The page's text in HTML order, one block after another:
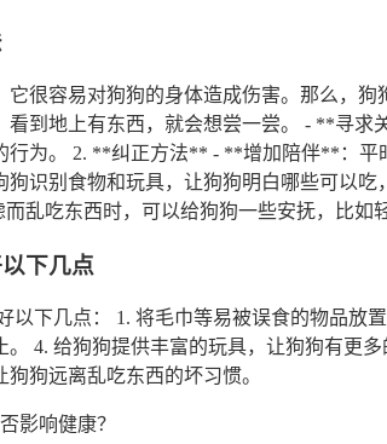
很容易对狗狗的身体造成伤害。那么，
看到地上有东西，就会想尝一尝。 - **寻
行为。 2. **纠正方法** - **增加陪伴**：
识别食物和玩具，让狗狗明白哪些可以
乱吃东西时，可以给狗狗一些安抚，比如
下几点
以下几点： 1. 将毛巾等易被误食的物品放
4. 给狗狗提供丰富的玩具，让狗狗有更
狗远离乱吃东西的坏习惯。